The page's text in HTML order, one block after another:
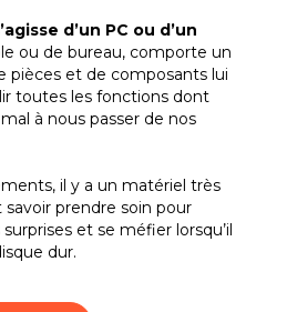
d’un PC ou d’un
ou de bureau, comporte un
pièces et de composants lui
toutes les fonctions dont
à nous passer de nos
il y a un matériel très
prendre soin pour
et se méfier lorsqu’il
dur.